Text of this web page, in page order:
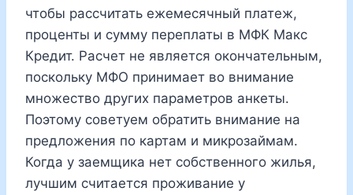
чтобы рассчитать ежемесячный платеж,
проценты и сумму переплаты в МФК Макс
Кредит. Расчет не является окончательным,
поскольку МФО принимает во внимание
множество других параметров анкеты.
Поэтому советуем обратить внимание на
предложения по картам и микрозаймам.
Когда у заемщика нет собственного жилья,
лучшим считается проживание у